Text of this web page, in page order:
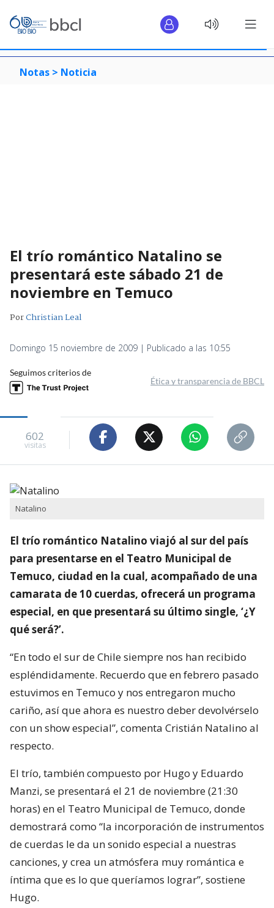
Notas > Noticia
El trío romántico Natalino se
presentará este sábado 21 de
noviembre en Temuco
PorChristian Leal
Domingo 15 noviembre de 2009 | Publicado a las 10:55
Seguimos criterios de
Ética y transparencia de BBCL
602
visitas
Natalino
El trío romántico Natalino viajó al sur del país
para presentarse en el Teatro Municipal de
Temuco, ciudad en la cual, acompañado de una
camarata de 10 cuerdas, ofrecerá un programa
especial, en que presentará su último single, ‘¿Y
qué será?’.
“En todo el sur de Chile siempre nos han recibido
espléndidamente. Recuerdo que en febrero pasado
estuvimos en Temuco y nos entregaron mucho
cariño, así que ahora es nuestro deber devolvérselo
con un show especial”, comenta Cristián Natalino al
respecto.
El trío, también compuesto por Hugo y Eduardo
Manzi, se presentará el 21 de noviembre (21:30
horas) en el Teatro Municipal de Temuco, donde
demostrará como “la incorporación de instrumentos
de cuerdas le da un sonido especial a nuestras
canciones, y crea un atmósfera muy romántica e
íntima que es lo que queríamos lograr”, sostiene
Hugo.